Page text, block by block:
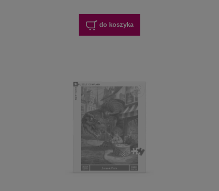
do koszyka